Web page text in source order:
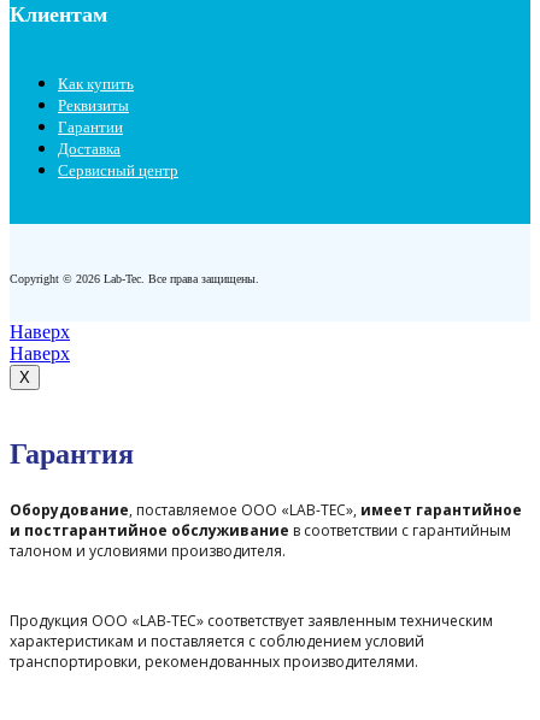
Клиентам
Как купить
Реквизиты
Гарантии
Доставка
Сервисный центр
Copyright © 2026 Lab-Tec. Все права защищены.
Наверх
Наверх
X
Гарантия
Оборудование, поставляемое ООО «LAB-TEC», имеет гарантийное
и постгарантийное обслуживание в соответствии с гарантийным
талоном и условиями производителя.
Продукция ООО «LAB-TEC» соответствует заявленным техническим
характеристикам и поставляется с соблюдением условий
транспортировки, рекомендованных производителями.